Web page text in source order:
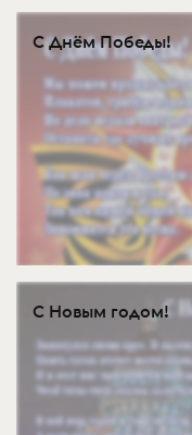
С Днём Победы!
С Новым годом!